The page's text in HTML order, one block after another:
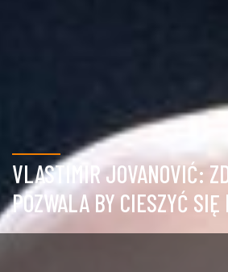
VLASTIMIR JOVANOVIĆ:
POZWALA BY CIESZYĆ